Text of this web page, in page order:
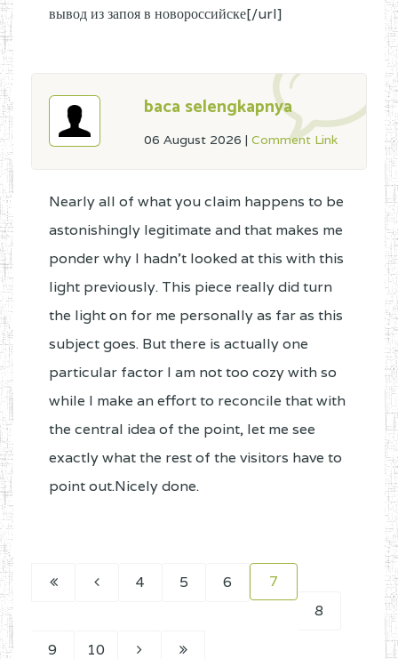
вывод из запоя в новороссийске[/url]
baca selengkapnya
06 August 2026 | Comment Link
Nearly all of what you claim happens to be
astonishingly legitimate and that makes me
ponder why I hadn't looked at this with this
light previously. This piece really did turn
the light on for me personally as far as this
subject goes. But there is actually one
particular factor I am not too cozy with so
while I make an effort to reconcile that with
the central idea of the point, let me see
exactly what the rest of the visitors have to
point out.Nicely done.
4 5 6
7
8
9 10